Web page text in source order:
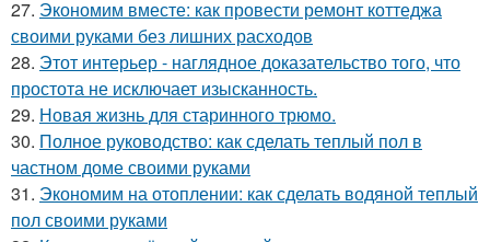
27. Экономим вместе: как провести ремонт коттеджа
своими руками без лишних расходов
28. Этот интерьер - наглядное доказательство того, что
простота не исключает изысканность.
29. Новая жизнь для старинного трюмо.
30. Полное руководство: как сделать теплый пол в
частном доме своими руками
31. Экономим на отоплении: как сделать водяной теплый
пол своими руками